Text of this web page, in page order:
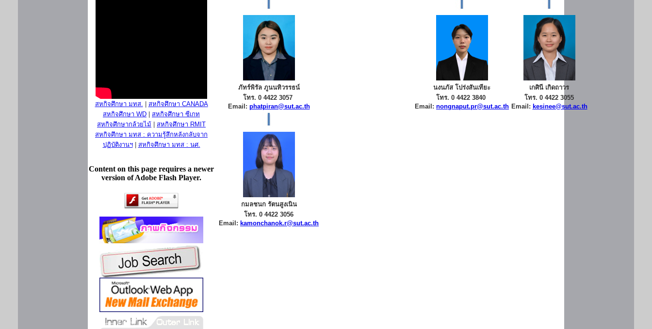
สหกิจศึกษา มทส.
สหกิจศึกษา CANADA
สหกิจศึกษา WD
สหกิจศึกษา ซีเกท
สหกิจศึกษากล้วยไม้
สหกิจศึกษา RMIT
สหกิจศึกษา มทส : ความรู้สึกหลังกลับจาก
ปฏิบัติงานฯ| สหกิจศึกษา มทส : นศ.
Content on this page requires a newer
version of Adobe Flash Player.
ภัทร์พิรัล ภูนนทิวรรธน์
โทร. 0 4422 3057
Email: phatpiran@sut.ac.th
นงนภัส โปร่งสันเทียะ
โทร. 0 4422 3840
Email: nongnaput.pr@sut.ac.th
เกศินี เกิดถาวร
โทร. 0 4422 3055
Email: kesinee@sut.ac.th
กมลชนก รัตนสูงเนิน
โทร. 0 4422 3056
Email: kamonchanok.r@sut.ac.th